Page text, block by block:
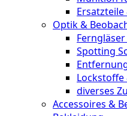
Optik &
Spotting
diverses
Accessoires &